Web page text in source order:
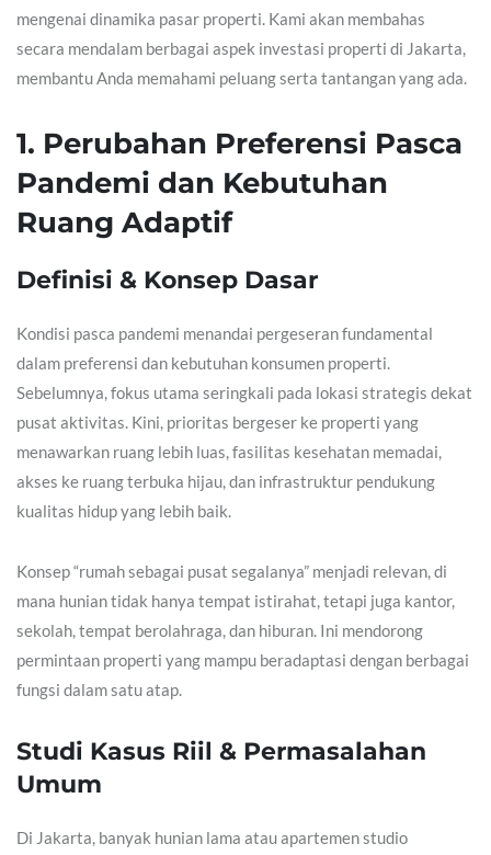
mengenai dinamika pasar properti. Kami akan membahas
secara mendalam berbagai aspek investasi properti di Jakarta,
membantu Anda memahami peluang serta tantangan yang ada.
1. Perubahan Preferensi Pasca
Pandemi dan Kebutuhan
Ruang Adaptif
Definisi & Konsep Dasar
Kondisi pasca pandemi menandai pergeseran fundamental
dalam preferensi dan kebutuhan konsumen properti.
Sebelumnya, fokus utama seringkali pada lokasi strategis dekat
pusat aktivitas. Kini, prioritas bergeser ke properti yang
menawarkan ruang lebih luas, fasilitas kesehatan memadai,
akses ke ruang terbuka hijau, dan infrastruktur pendukung
kualitas hidup yang lebih baik.
Konsep “rumah sebagai pusat segalanya” menjadi relevan, di
mana hunian tidak hanya tempat istirahat, tetapi juga kantor,
sekolah, tempat berolahraga, dan hiburan. Ini mendorong
permintaan properti yang mampu beradaptasi dengan berbagai
fungsi dalam satu atap.
Studi Kasus Riil & Permasalahan
Umum
Di Jakarta, banyak hunian lama atau apartemen studio